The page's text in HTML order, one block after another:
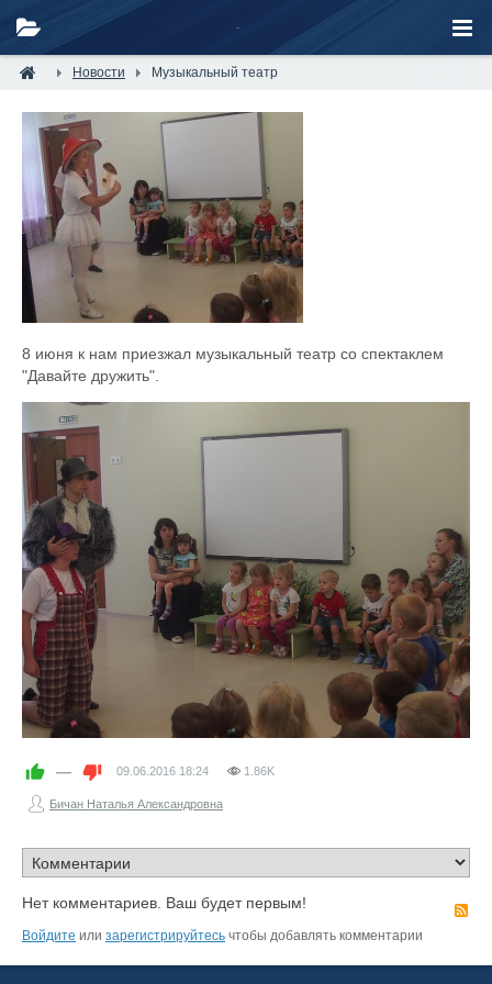
Новости Музыкальный театр
8 июня к нам приезжал музыкальный театр со спектаклем
"Давайте дружить".
— 09.06.2016 18:24 1.86K
Бичан Наталья Александровна
Нет комментариев. Ваш будет первым!
Войдите или зарегистрируйтесь чтобы добавлять комментарии